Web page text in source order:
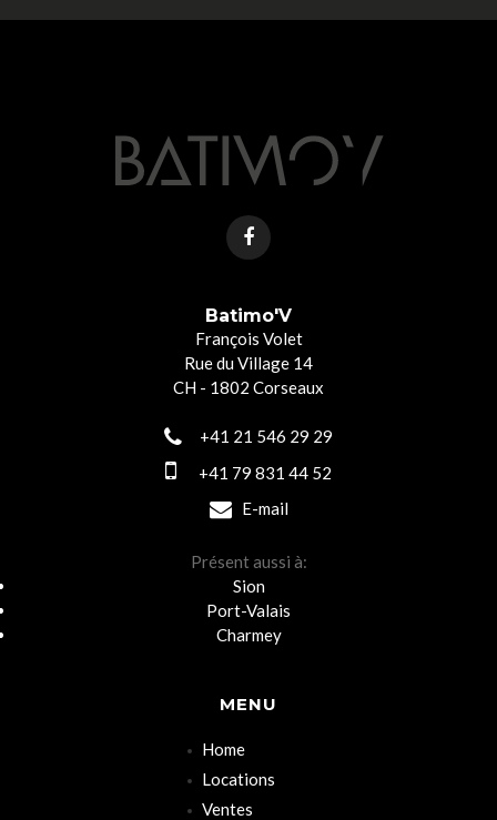
MENU
Home
Locations
Ventes
Batimo'V
François Volet
Rue du Village 14
CH - 1802 Corseaux
+41 21 546 29 29
+41 79 831 44 52
E-mail
Présent aussi à:
Sion
Port-Valais
Charmey